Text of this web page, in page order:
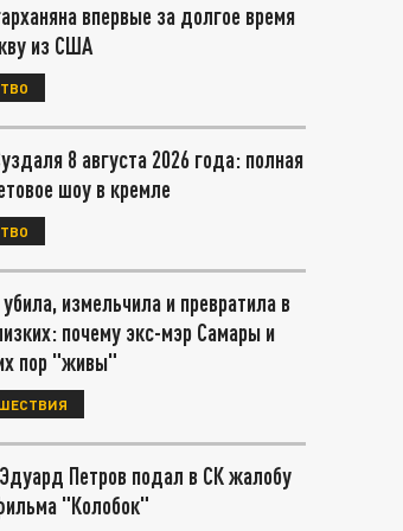
впервые за долгое время
из США
8 августа 2026 года: полная
шоу в кремле
измельчила и превратила в
почему экс-мэр Самары и
пор "живы"
Петров подал в СК жалобу
"Колобок"